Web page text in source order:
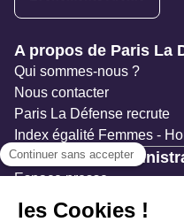
Navigation secondaire
A propos de Paris La
Qui sommes-nous ?
Nous contacter
Paris La Défense recrute
Index égalité Femmes -
Ressources
Espace presse
Documentation